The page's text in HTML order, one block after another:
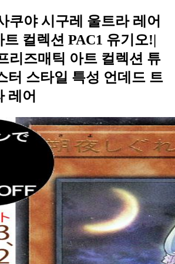
쿠야 시구레 울트라 레어
컬렉션 PAC1 유기오!|
리즈매틱 아트 컬렉션 튜
터 스타일 특성 언데드 트
레어